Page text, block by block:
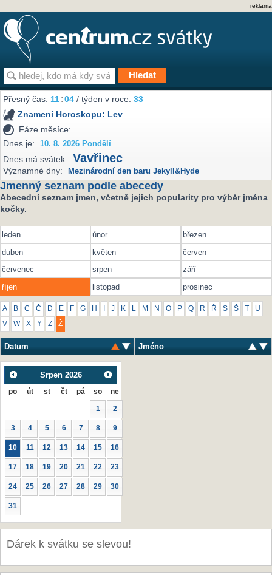
reklama
Přesný čas:11:04 / týden v roce:33
Znamení Horoskopu: Lev
Fáze měsíce:
Dnes je:
10. 8. 2026 Pondělí
Dnes má svátek: Vavřinec
Významné dny: Mezinárodní den baru Jekyll&Hyde
Jmenný seznam podle abecedy
Abecední seznam jmen, včetně jejich popularity pro výběr jména
kočky.
leden únor
březen
duben
květen
červen
červenec
srpen
září
říjen
listopad prosinec
A B C Č D E F G H J K L M N O P Q R Ř S Š U
V W X Y Z Ž
Datum Jméno
Srpen 2026
po út st čt pá so ne
1 2
3 4 5 6 7 8 9
10 11 12 13 14 15 16
17 18 19 20 21 22 23
24 25 26 27 28 29 30
31
Dárek k svátku se slevou!